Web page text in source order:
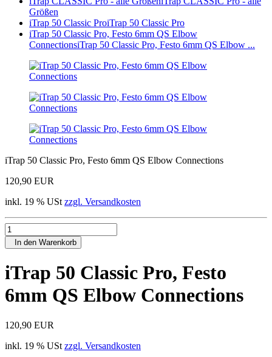
Größen
iTrap 50 Classic ProiTrap 50 Classic Pro
iTrap 50 Classic Pro, Festo 6mm QS Elbow
ConnectionsiTrap 50 Classic Pro, Festo 6mm QS Elbow ...
iTrap 50 Classic Pro, Festo 6mm QS Elbow Connections
120,90 EUR
inkl. 19 % USt zzgl. Versandkosten
In den Warenkorb
iTrap 50 Classic Pro, Festo
6mm QS Elbow Connections
120,90 EUR
inkl. 19 % USt zzgl. Versandkosten